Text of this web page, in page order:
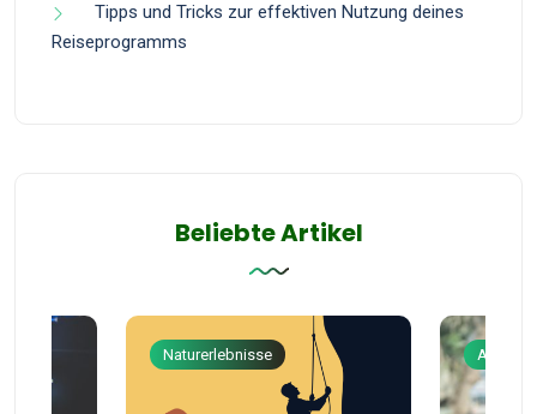
Tipps und Tricks zur effektiven Nutzung deines
Reiseprogramms
Beliebte Artikel
Naturerlebnisse